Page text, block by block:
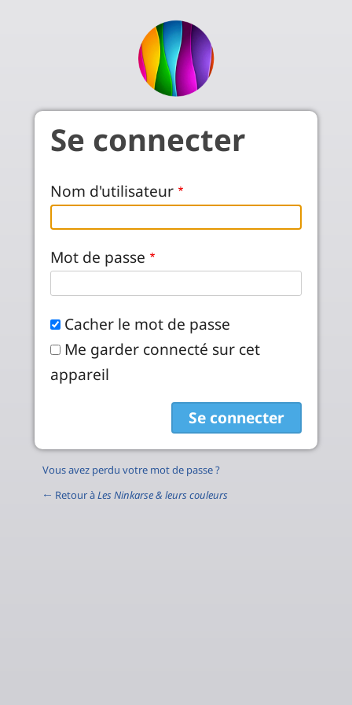
Se connecter
Nom d'utilisateur
Mot de passe
Cacher le mot de passe
Me garder connecté sur cet
appareil
Vous avez perdu votre mot de passe ?
← Retour àLes Ninkarse & leurs couleurs